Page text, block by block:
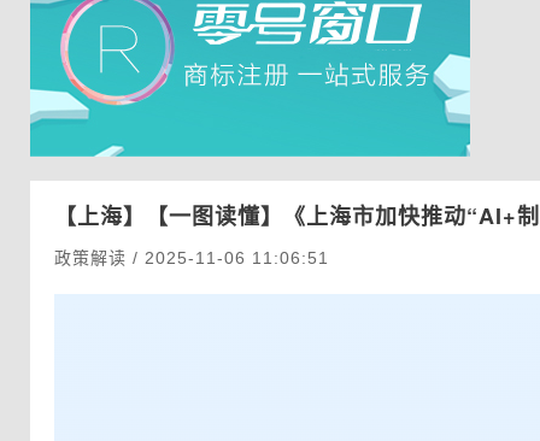
【上海】 【一图读懂】《上海市加快推动“AI+
政策解读 / 2025-11-06 11:06:51